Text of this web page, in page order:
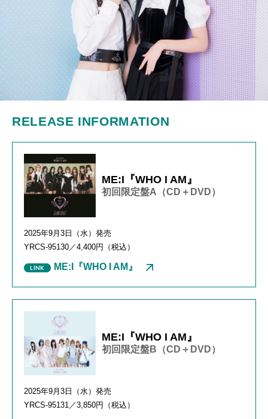
RELEASE INFORMATION
ME:I『WHO I AM』
初回限定盤A（CD＋DVD）
2025年9月 3 日（水）発売
YRCS-95130／4,400円（税込）
ME:I『WHO I AM』
ME:I『WHO I AM』
初回限定盤B（CD＋DVD）
2025年9月 3 日（水）発売
YRCS-95131／3,850円（税込）